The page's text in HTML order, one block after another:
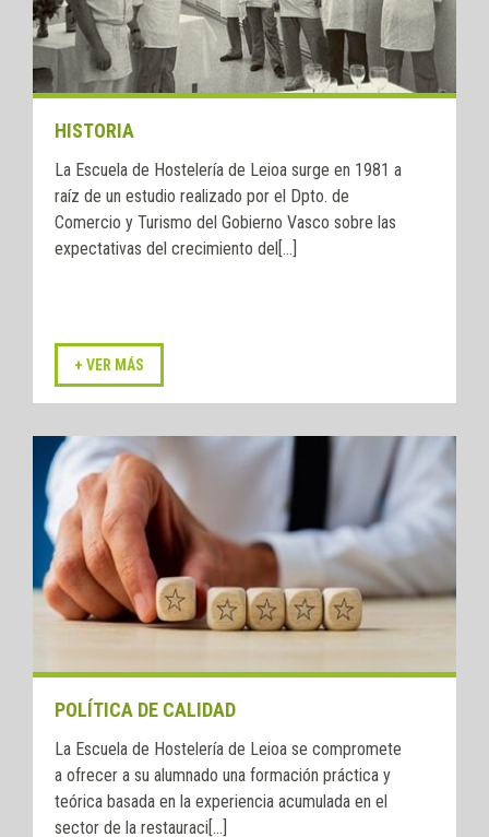
HISTORIA
La Escuela de Hostelería de Leioa surge en 1981 a
raíz de un estudio realizado por el Dpto. de
Comercio y Turismo del Gobierno Vasco sobre las
expectativas del crecimiento del[...]
POLÍTICA DE CALIDAD
La Escuela de Hostelería de Leioa se compromete
a ofrecer a su alumnado una formación práctica y
teórica basada en la experiencia acumulada en el
sector de la restauraci[...]